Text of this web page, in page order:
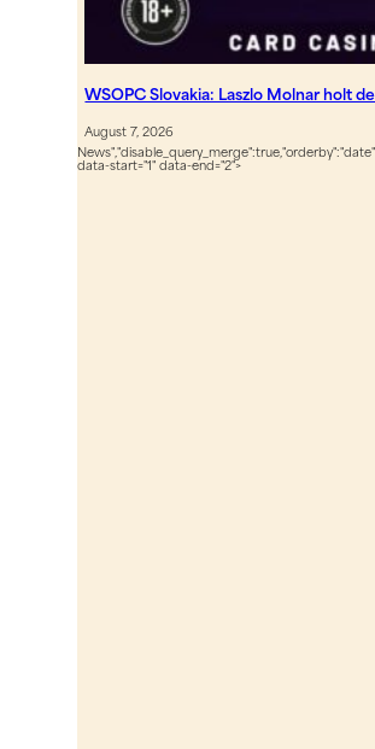
WSOPC Slovakia: Laszlo Molnar holt
August 7, 2026
data-start="1" data-end="2">